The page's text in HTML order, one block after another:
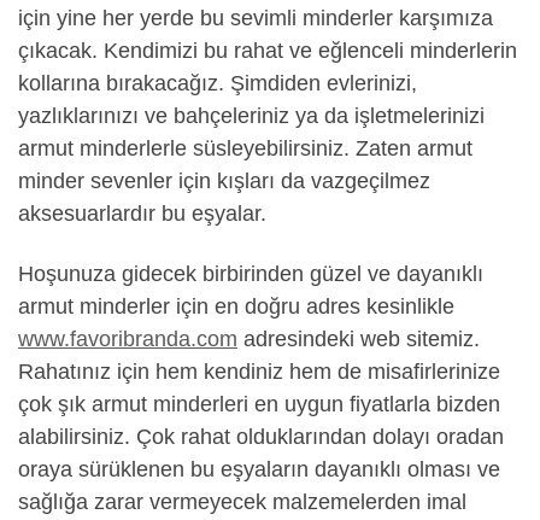
için yine her yerde bu sevimli minderler karşımıza
çıkacak. Kendimizi bu rahat ve eğlenceli minderlerin
kollarına bırakacağız. Şimdiden evlerinizi,
yazlıklarınızı ve bahçeleriniz ya da işletmelerinizi
armut minderlerle süsleyebilirsiniz. Zaten armut
minder sevenler için kışları da vazgeçilmez
aksesuarlardır bu eşyalar.
Hoşunuza gidecek birbirinden güzel ve dayanıklı
armut minderler için en doğru adres kesinlikle
www.favoribranda.com adresindeki web sitemiz.
Rahatınız için hem kendiniz hem de misafirlerinize
çok şık armut minderleri en uygun fiyatlarla bizden
alabilirsiniz. Çok rahat olduklarından dolayı oradan
oraya sürüklenen bu eşyaların dayanıklı olması ve
sağlığa zarar vermeyecek malzemelerden imal